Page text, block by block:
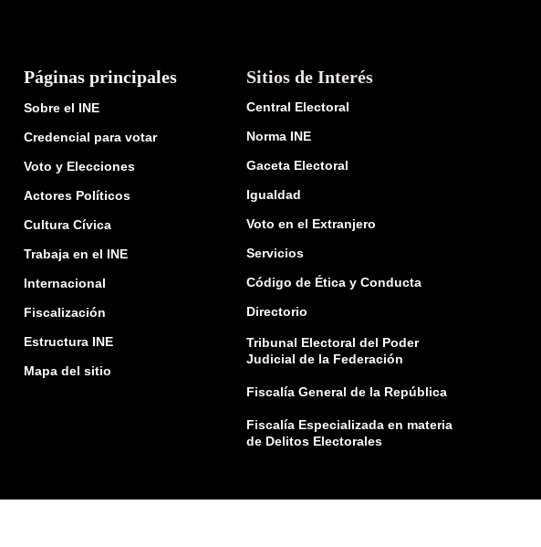
Páginas principales
Sobre el INE
Credencial para votar
Voto y Elecciones
Actores Políticos
Cultura Cívica
Trabaja en el INE
Internacional
Fiscalización
Estructura INE
Mapa del sitio
Sitios de Interés
Central Electoral
Norma INE
Gaceta Electoral
Igualdad
Voto en el Extranjero
Servicios
Código de Ética y Conducta
Directorio
Tribunal Electoral del Poder
Judicial de la Federación
Fiscalía General de la República
Fiscalía Especializada en materia
de Delitos Electorales